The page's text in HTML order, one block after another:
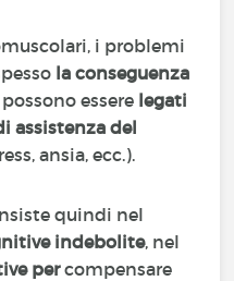
i problemi
la conseguenza
essere legati
assistenza del
ansia, ecc.).
quindi nel
indebolite, nel
percompensare